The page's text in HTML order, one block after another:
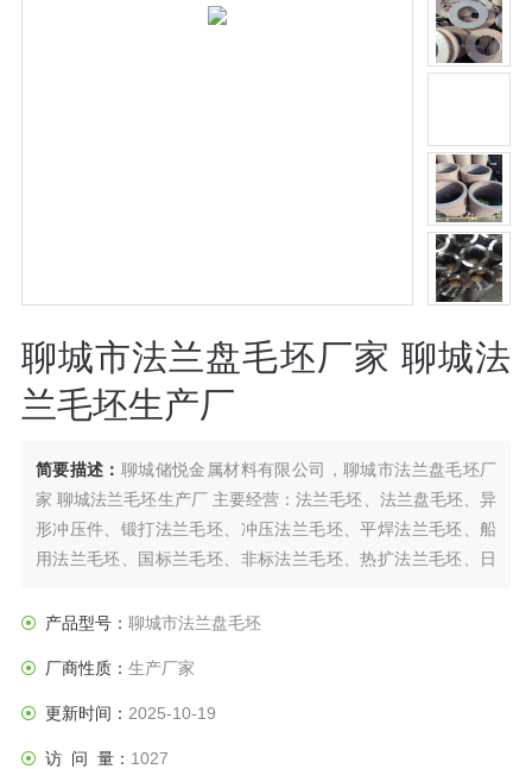
聊城市法兰盘毛坯厂家 聊城法
兰毛坯生产厂
简要描述： 聊城储悦金属材料有限公司，聊城市法兰盘毛坯厂
家 聊城法兰毛坯生产厂 主要经营：法兰毛坯、法兰盘毛坯、异
形冲压件、锻打法兰毛坯、冲压法兰毛坯、平焊法兰毛坯、船
用法兰毛坯、国标兰毛坯、非标法兰毛坯、热扩法兰毛坯、日
产品型号： 聊城市法兰盘毛坯
厂商性质： 生产厂家
更新时间： 2025-10-19
访 问 量： 1027